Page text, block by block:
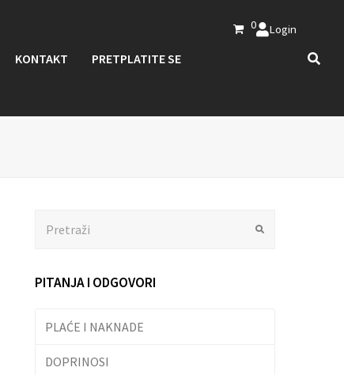
0 Login
KONTAKT PRETPLATITE SE
PITANJA I ODGOVORI
PLAĆE I NAKNADE
DOPRINOSI